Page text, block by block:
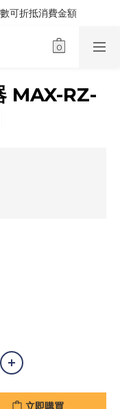
可折抵消費金額
MAX-RZ-
立即購買